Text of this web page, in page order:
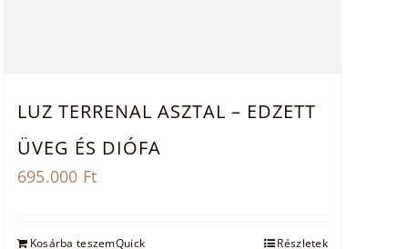
LUZ TERRENAL ASZTAL – EDZETT
ÜVEG ÉS DIÓFA
695.000 Ft
Kosárba teszem Részletek
Quick